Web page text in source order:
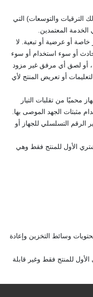
الترقيات والتوسعات) التي
المعتمدين.
أو عرضية أو تبعية. لا
أو سوء استخدام أو سوء
، أو لصق أي مرفق غير مزود
أو تعريض المنتج لأي
محميًا من تقلبات التيار
مثبتات الجهد الموصى بها.
الرقم التسلسلي للجهاز أو
الأول للمنتج فقط وهي
وسائط التخزين وإعادة
للمنتج فقط وغير قابلة